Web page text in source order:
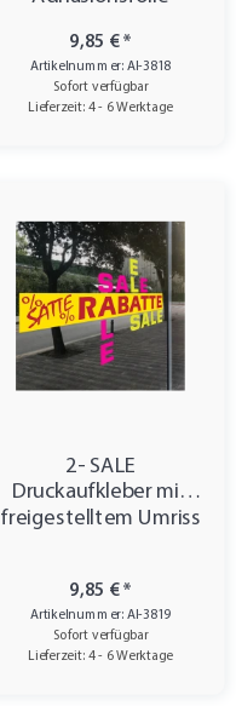
9,85 €*
Artikelnummer: AI-3818
Sofort verfügbar
Lieferzeit: 4 - 6 Werktage
2- SALE
Druckaufkleber mit
freigestelltem Umriss
9,85 €*
Artikelnummer: AI-3819
Sofort verfügbar
Lieferzeit: 4 - 6 Werktage